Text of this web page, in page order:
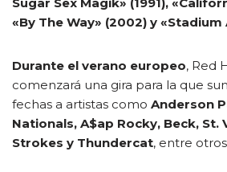
«By The Way» (2002) y
Durante el verano europeo, Red
comenzará una gira para la que
fechas a artistas como Anderson
Nationals, A$ap Rocky, Beck, St.
Strokes y Thundercat, entre